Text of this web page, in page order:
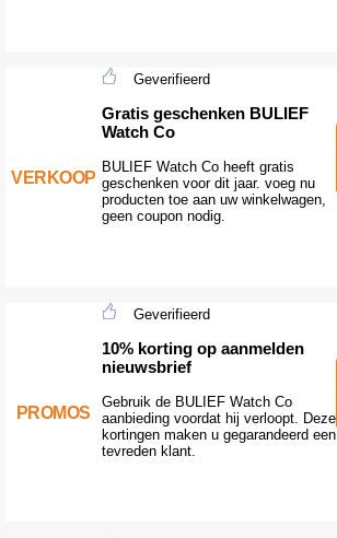
VERKOOP
Geverifieerd
Gratis geschenken BULIEF
Watch Co
BULIEF Watch Co heeft gratis
geschenken voor dit jaar. voeg nu
producten toe aan uw winkelwagen,
geen coupon nodig.
PROMOS
Geverifieerd
10% korting op aanmelden
nieuwsbrief
Gebruik de BULIEF Watch Co
aanbieding voordat hij verloopt. Deze
kortingen maken u gegarandeerd een
tevreden klant.